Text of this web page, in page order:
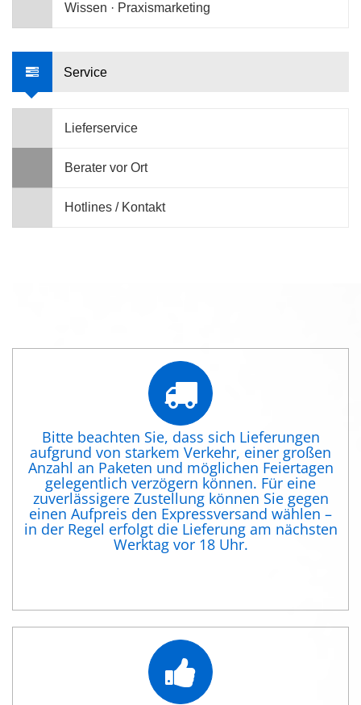
Wissen · Praxismarketing
Service
Lieferservice
Berater vor Ort
Hotlines / Kontakt
Bitte beachten Sie, dass sich Lieferungen
aufgrund von starkem Verkehr, einer großen
Anzahl an Paketen und möglichen Feiertagen
gelegentlich verzögern können. Für eine
zuverlässigere Zustellung können Sie gegen
einen Aufpreis den Expressversand wählen –
in der Regel erfolgt die Lieferung am nächsten
Werktag vor 18 Uhr.